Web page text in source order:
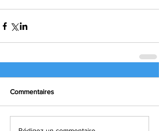
Commentaires